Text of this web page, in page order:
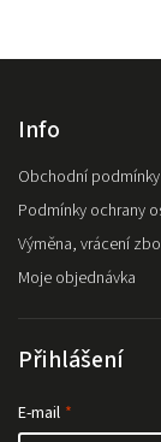
Info
Obchodní podmínky
Podmínky ochrany
Výměna, vrácení
Moje objednávka
Přihlášení
E-mail